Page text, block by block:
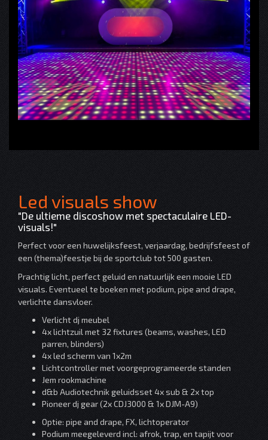
Led visuals show
"De ultieme discoshow met spectaculaire LED-
visuals!"
Perfect voor een huwelijksfeest, verjaardag, bedrijfsfeest of
een (thema)feestje bij de sportclub tot 500 gasten.
Prachtig licht, perfect geluid en natuurlijk een mooie LED
visuals. Eventueel te boeken met podium, pipe and drape,
verlichte dansvloer.
Verlicht dj meubel
4x lichtzuil met 32 fixtures (beams, washes, LED
parren, blinders)
4x led scherm van 1x2m
Lichtcontroller met voorgeprogrameerde standen
Jem rookmachine
d&b Audiotechnik geluidsset 4x sub & 2x top
Pioneer dj gear (2x CDJ3000 & 1x DJM-A9)
Optie: pipe and drape, FX, lichtoperator
Podium meegeleverd incl: afrok, trap, en tapijt voor